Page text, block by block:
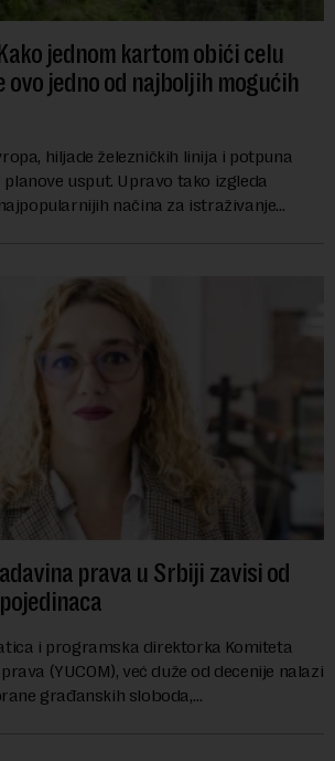
jednom kartom obići celu
ovo jedno od najboljih mogućih
hiljade železničkih linija i potpuna
usput. Upravo tako izgleda
načina za istraživanje
prava u Srbiji zavisi od
i programska direktorka Komiteta
(YUCOM), već duže od decenije nalazi
građanskih sloboda,